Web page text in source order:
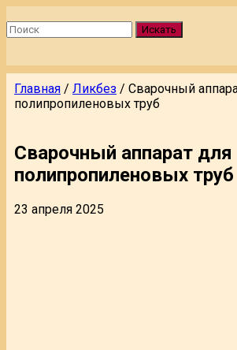
Искать
Главная / Ликбез / Сварочный
полипропиленовых труб
Сварочный аппарат для
полипропиленовых труб
23 апреля 2025